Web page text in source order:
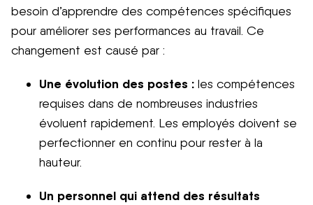
besoin d’apprendre des compétences spécifiques
pour améliorer ses performances au travail. Ce
changement est causé par :
Une évolution des postes : les compétences
requises dans de nombreuses industries
évoluent rapidement. Les employés doivent se
perfectionner en continu pour rester à la
hauteur.
Un personnel qui attend des résultats